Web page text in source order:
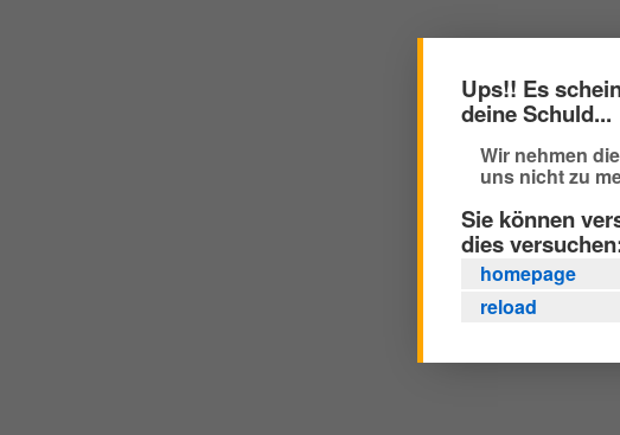
Ups!! Es
deine Schuld...
Wir nehmen
uns nicht zu
Sie können
dies
homepage
reload